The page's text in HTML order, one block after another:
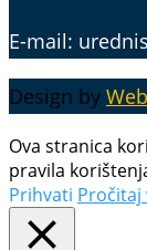
E-mail:
Design by
Ova stranica
pravila
Prihvati Pročitaj